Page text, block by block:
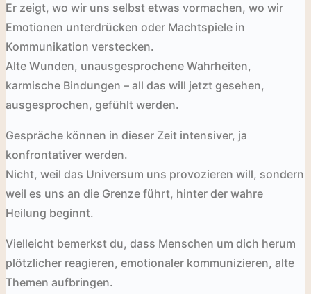
Er zeigt, wo wir uns selbst etwas vormachen, wo wir
Emotionen unterdrücken oder Machtspiele in
Kommunikation verstecken.
Alte Wunden, unausgesprochene Wahrheiten,
karmische Bindungen – all das will jetzt gesehen,
ausgesprochen, gefühlt werden.
Gespräche können in dieser Zeit intensiver, ja
konfrontativer werden.
Nicht, weil das Universum uns provozieren will, sondern
weil es uns an die Grenze führt, hinter der wahre
Heilung beginnt.
Vielleicht bemerkst du, dass Menschen um dich herum
plötzlicher reagieren, emotionaler kommunizieren, alte
Themen aufbringen.